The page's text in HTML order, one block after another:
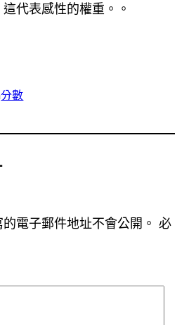
代表感性的權重。。
分數
電子郵件地址不會公開。 必